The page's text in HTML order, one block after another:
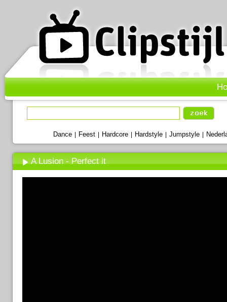
Dance Feest Hardcore Hardstyle Jumpstyle
A Lusion - Perfect it